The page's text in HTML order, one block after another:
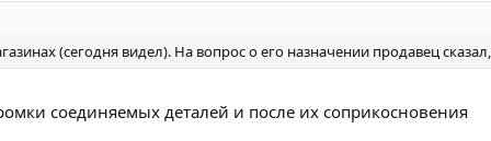
(сегодня видел). На вопрос о его назначении продавец
соединяемых деталей и после их соприкосновения